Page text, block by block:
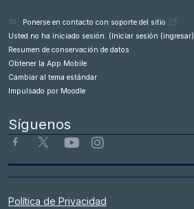
Ponerse en contacto con soporte del sitio
Usted no ha iniciado sesión. ( Iniciar sesión (ingresar)
Resumen de conservación de datos
Obtener la App Mobile
Cambiar al tema estándar
Impulsado por Moodle
Síguenos
Política de Privacidad